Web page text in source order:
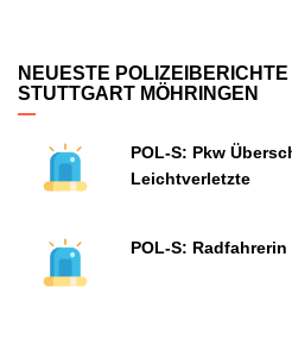
NEUESTE POLIZEIBERICHTE
STUTTGART MÖHRINGEN
POL-S: Pkw
Leichtverletzte
POL-S: